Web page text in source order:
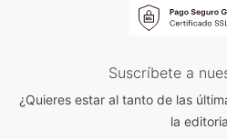
Suscríbete a
¿Quieres estar al tanto de las
la